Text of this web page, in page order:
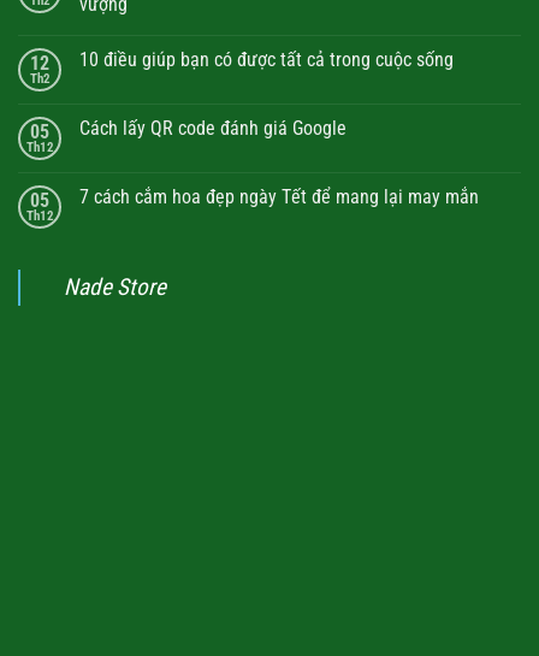
12
Th2
10 điều giúp bạn có được tất cả trong cuộc sống
05
Th12
Cách lấy QR code đánh giá Google
05
Th12
7 cách cắm hoa đẹp ngày Tết để mang lại may mắn
Nade Store